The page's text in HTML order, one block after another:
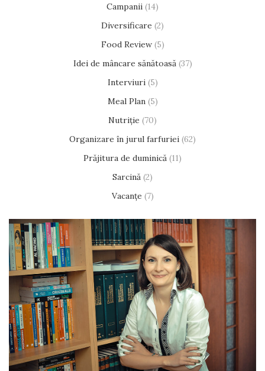
Campanii (14)
Diversificare (2)
Food Review(5)
Idei de mâncare sănătoasă(37)
Interviuri(5)
Meal Plan(5)
Nutriție (70)
Organizare în jurul farfuriei (62)
Prăjitura de duminică (11)
Sarcină (2)
Vacanțe (7)